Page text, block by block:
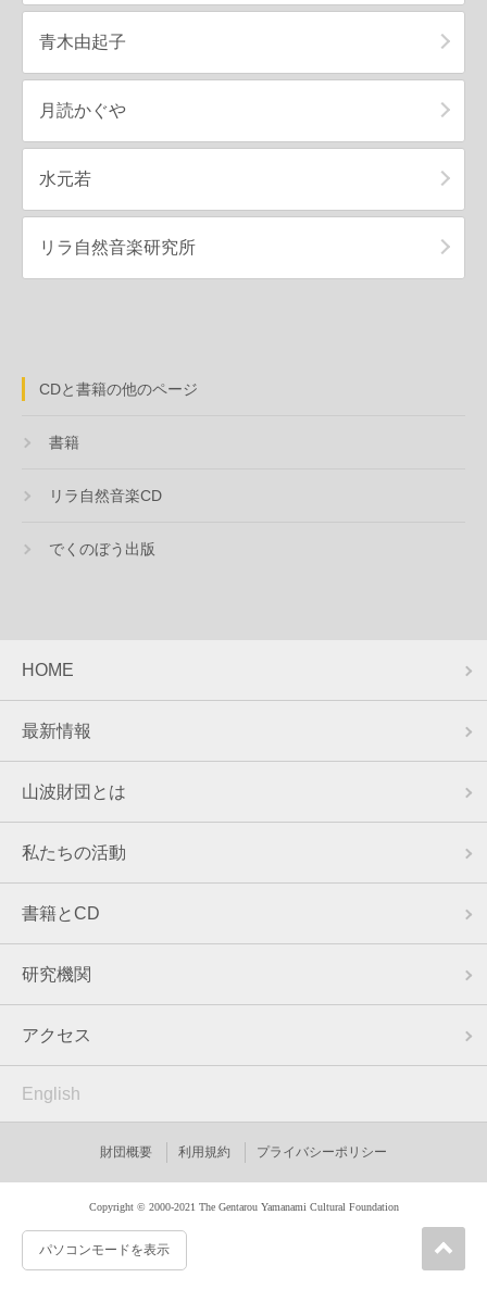
CDと書籍の他のページ
書籍
リラ自然音楽CD
でくのぼう出版
青木由起子
月読かぐや
水元若
リラ自然音楽研究所
HOME
最新情報
山波財団とは
私たちの活動
書籍とCD
研究機関
アクセス
English
財団概要 利用規約 プライバシーポリシー
Copyright © 2000-2021 The Gentarou Yamanami Cultural Foundation
パソコンモードを表示